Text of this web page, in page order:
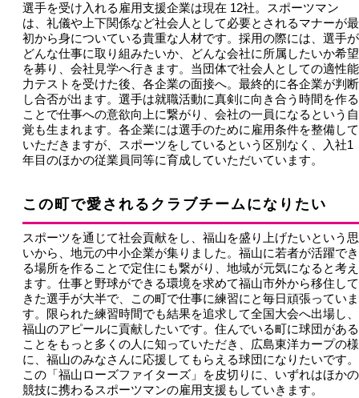
選手を受け入れる雇用支援企業は現在 12社。スポーツマン
は、礼儀や上下関係など社会人として必要とされるマナーが最
初から身についている貴重な人材です。採用の際には、選手が
どんな仕事に取り組みたいか、どんな会社に所属したいか希望
を募り、会社見学へ行きます。当団体で社会人としての適性能
力テストを受けた後、各企業の面接へ。最終的に各企業が判断
し合否が出ます。選手は就職活動に真剣に向き合う時間を作る
ことで仕事への意欲向上に繋がり、会社の一員になるという自
覚も生まれます。各企業には選手のために雇用条件を整備して
いただきますが、スポーツをしているという区別なく、入社1
年目のほかの従業員同等に育成していただいています。
この町で愛されるクラブチームになりたい
スポーツを通じて社会貢献をし、福山を盛り上げたいという思
いから、地元の中小企業が集りました。福山に若者が活躍でき
る場所を作ることで定住にも繋がり、地域が元気になると考え
ます。仕事と野球ができる環境を求めて福山市外から移住して
きた選手が大半で、この町で仕事に練習にと毎日頑張っていま
す。限られた練習時間でも結果を追求して全国大会へ出場し、
福山のアピールに貢献したいです。住んでいる町に球団がある
ことをもっと多くの人に知っていただき、広島東洋カープの様
に、福山のみなさんに応援してもらえる球団になりたいです。
この「福山ローズファイターズ」を皮切りに、いずれはほかの
競技に携わるスポーツマンの雇用支援もしていきます。